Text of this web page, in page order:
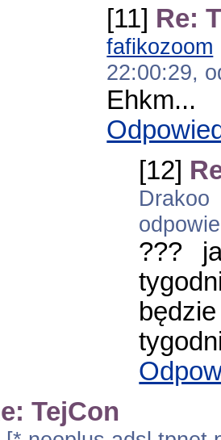
[11] Re:
fafikozoom
22:00:29,
Ehkm...
[12]
???
TejCon